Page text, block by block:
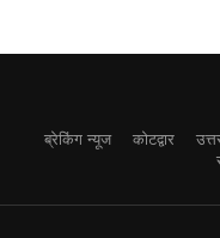
ब्रेकिंग न्यूज कोटद्वार